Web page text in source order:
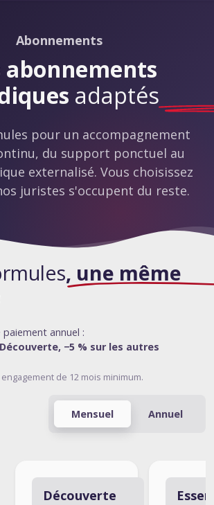
Abonnements
abonnements
adaptés
pour un accompagnement
du support ponctuel au
externalisé. Vous choisissez
juristes s'occupent du reste.
, une même
paiement annuel :
−5 % sur les autres
de 12 mois minimum.
Mensuel Annuel
Découverte